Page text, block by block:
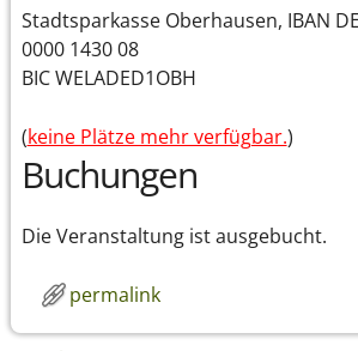
Stadtsparkasse Oberhausen, IBAN
0000 1430 08
BIC WELADED1OBH
(keine Plätze mehr verfügbar.)
Buchungen
Die Veranstaltung ist ausgebucht.
permalink